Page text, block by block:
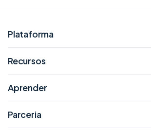
Plataforma
Recursos
Aprender
Parceria